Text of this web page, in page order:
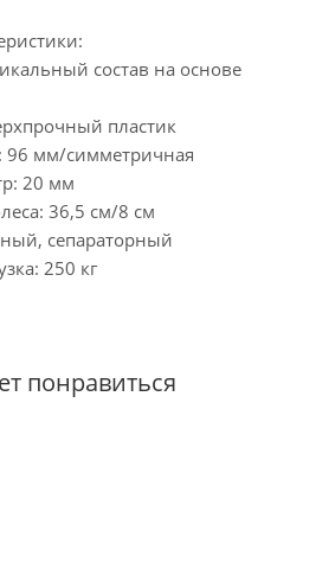
состав на основе
пластик
96 мм/симметричная
20 мм
36,5 см/8 см
сепараторный
250 кг
понравиться